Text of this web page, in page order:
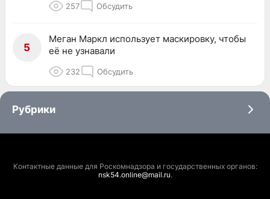
257 Обсудить
5
Меган Маркл использует маскировку, чтобы
её не узнавали
232 Обсудить
Рубрики
Контактные данные для Роскомнадзора и государственных органов:
nsk54.online@mail.ru.